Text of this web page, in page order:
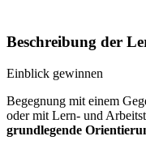
Beschreibung der
Einblick gewinnen
Begegnung mit einem
oder mit Lern- und
grundlegende